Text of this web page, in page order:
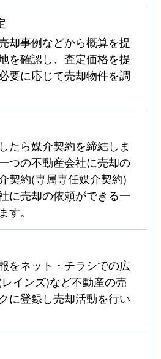
却事例などから概算を提
を確認し、査定価格を提
要に応じて売却物件を調
たら媒介契約を締結しま
つの不動産会社に売却の
契約(専属専任媒介契約)
に売却の依頼ができる一
す。
をネット・チラシでの広
インズ)など不動産の売
に登録し売却活動を行い